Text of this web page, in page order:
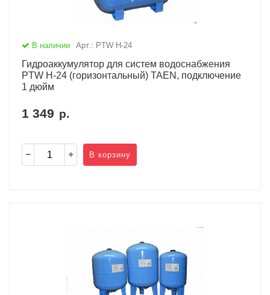
В наличии Арт.: PTW H-24
Гидроаккумулятор для систем водоснабжения
PTW H-24 (горизонтальный) TAEN, подключение
1 дюйм
1 349 р.
В корзину